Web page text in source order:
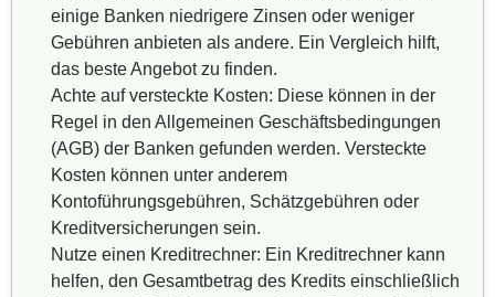
einige Banken niedrigere Zinsen oder weniger
Gebühren anbieten als andere. Ein Vergleich hilft,
das beste Angebot zu finden.
Achte auf versteckte Kosten: Diese können in der
Regel in den Allgemeinen Geschäftsbedingungen
(AGB) der Banken gefunden werden. Versteckte
Kosten können unter anderem
Kontoführungsgebühren, Schätzgebühren oder
Kreditversicherungen sein.
Nutze einen Kreditrechner: Ein Kreditrechner kann
helfen, den Gesamtbetrag des Kredits einschließlich